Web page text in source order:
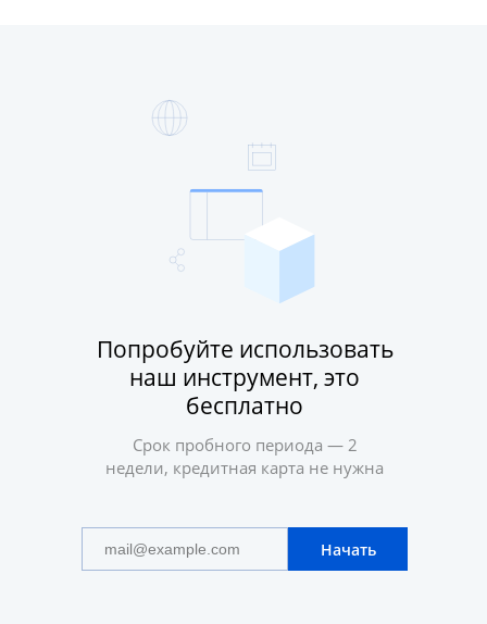
Попробуйте использовать
наш инструмент, это
бесплатно
Срок пробного периода — 2
недели, кредитная карта не нужна
Начать